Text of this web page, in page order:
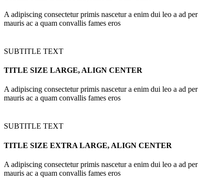
A adipiscing consectetur primis nascetur a enim dui leo a ad per
mauris ac a quam convallis fames eros
SUBTITLE TEXT
TITLE SIZE LARGE, ALIGN CENTER
A adipiscing consectetur primis nascetur a enim dui leo a ad per
mauris ac a quam convallis fames eros
SUBTITLE TEXT
TITLE SIZE EXTRA LARGE, ALIGN CENTER
A adipiscing consectetur primis nascetur a enim dui leo a ad per
mauris ac a quam convallis fames eros